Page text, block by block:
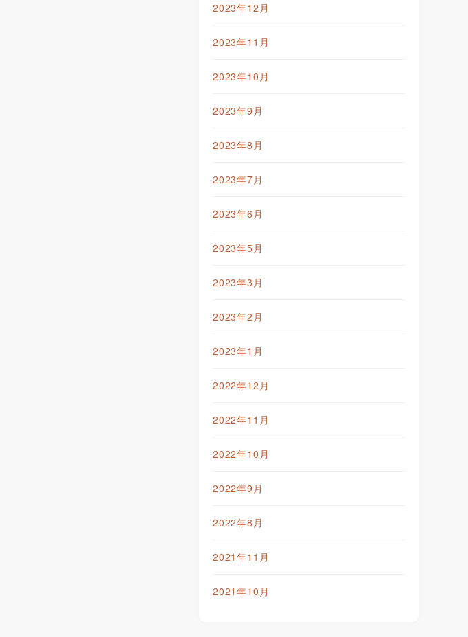
2023年12月
2023年11月
2023年10月
2023年9月
2023年8月
2023年7月
2023年6月
2023年5月
2023年3月
2023年2月
2023年1月
2022年12月
2022年11月
2022年10月
2022年9月
2022年8月
2021年11月
2021年10月